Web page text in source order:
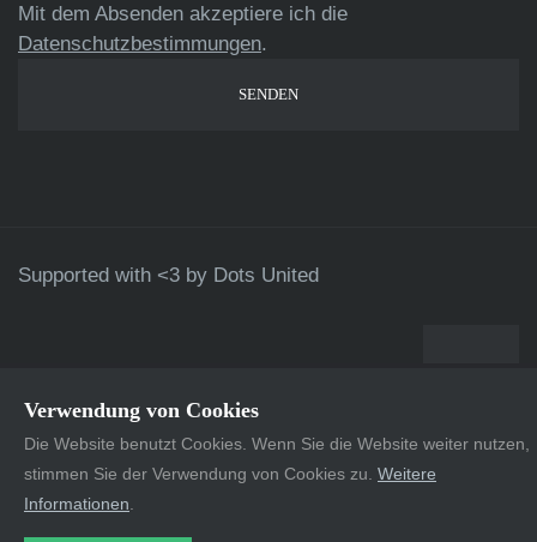
Mit dem Absenden akzeptiere ich die
Datenschutzbestimmungen.
Supported with <3 by Dots United
Verwendung von Cookies
Die Website benutzt Cookies. Wenn Sie die Website weiter nutzen,
stimmen Sie der Verwendung von Cookies zu. Weitere
Informationen